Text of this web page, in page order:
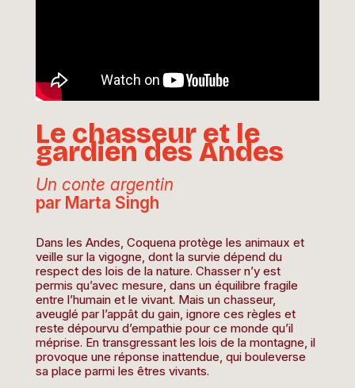
Le chasseur et le
gardien des Andes
Un conte argentin
par Marta Singh
Dans les Andes, Coquena protège les animaux et
veille sur la vigogne, dont la survie dépend du
respect des lois de la nature. Chasser n’y est
permis qu’avec mesure, dans un équilibre fragile
entre l’humain et le vivant. Mais un chasseur,
aveuglé par l’appât du gain, ignore ces règles et
reste dépourvu d’empathie pour ce monde qu’il
méprise. En transgressant les lois de la montagne, il
provoque une réponse inattendue, qui bouleverse
sa place parmi les êtres vivants.